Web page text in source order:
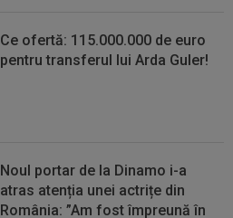
Ce ofertă: 115.000.000 de euro
pentru transferul lui Arda Guler!
Noul portar de la Dinamo i-a
atras atenția unei actrițe din
România: ”Am fost împreună în